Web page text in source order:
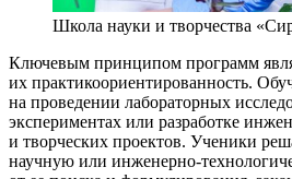
Школа науки и творчества
Ключевым принципом программ
их практикоориентированность.
на проведении лабораторных
экспериментах или разработке
и творческих проектов. Ученики
научную или инженерно-